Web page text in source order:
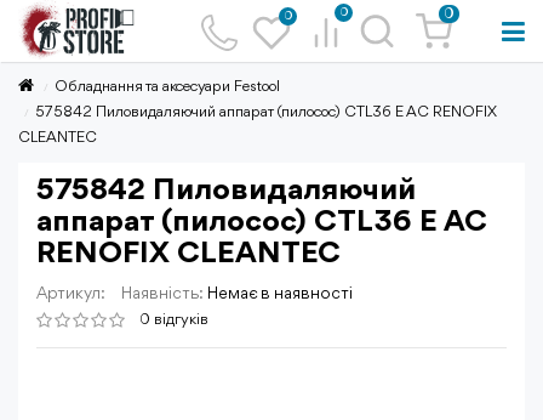
0 0 0
Обладнання та аксесуари Festool
575842 Пиловидаляючий аппарат (пилосос) CTL36 E AC RENOFIX
CLEANTEC
575842 Пиловидаляючий
аппарат (пилосос) CTL36 E AC
RENOFIX CLEANTEC
Артикул: Наявність: Немає в наявності
0 відгуків